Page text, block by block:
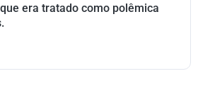
era tratado como polêmica